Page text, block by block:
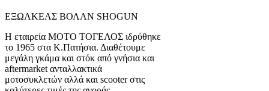
ΕΞΩΛΚΕΑΣ ΒΟΛΑΝ SHOGUN
Η εταιρεία ΜΟΤΟ ΤΟΓΕΛΟΣ ιδρύθηκε
το 1965 στα Κ.Πατήσια. Διαθέτουμε
μεγάλη γκάμα και στόκ από γνήσια και
aftermarket ανταλλακτικά
μοτοσυκλετών αλλά και scooter στις